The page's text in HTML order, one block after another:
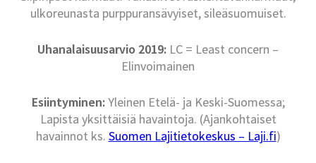
ulkoreunasta purppuransävyiset, sileäsuomuiset.
Uhanalaisuusarvio 2019: LC = Least concern –
Elinvoimainen
Esiintyminen:Yleinen Etelä- ja Keski-Suomessa;
Lapista yksittäisiä havaintoja. (Ajankohtaiset
havainnot ks. Suomen Lajitietokeskus – Laji.fi)